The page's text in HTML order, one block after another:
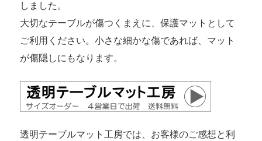
しました。
大切なテーブルが傷つくまえに、保護マットとして
ご利用ください。小さな細かな傷であれば、マット
が傷隠しにもなります。
透明テーブルマット工房では、お客様のご感想と利